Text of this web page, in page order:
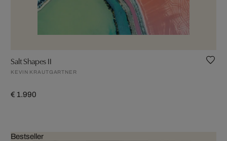
Salt Shapes II
KEVIN KRAUTGARTNER
€ 1.990
Bestseller